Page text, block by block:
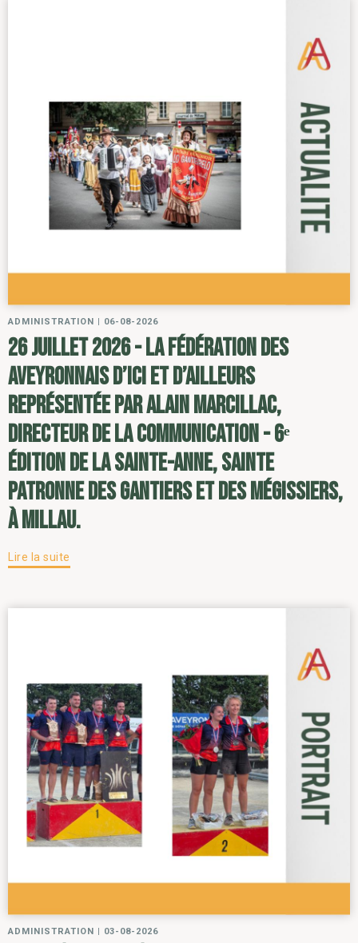
ADMINISTRATION | 06-08-2026
26 juillet 2026 - la Fédération des
Aveyronnais d’ici et d’ailleurs
représentée par Alain Marcillac,
directeur de la communication - 6ᵉ
édition de la Sainte-Anne, sainte
patronne des gantiers et des mégissiers,
à Millau.
Lire la suite
ADMINISTRATION 03-08-2026